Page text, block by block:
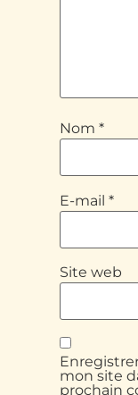
Nom*
E-mail*
Site web
mon site
prochain